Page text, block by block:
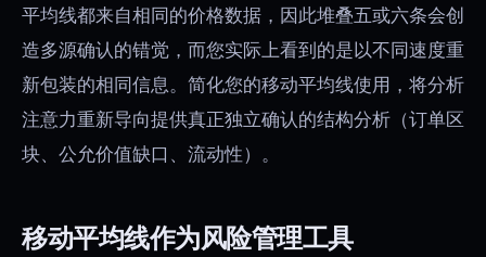
平均线都来自相同的价格数据，因此堆叠五或六条会创
造多源确认的错觉，而您实际上看到的是以不同速度重
新包装的相同信息。简化您的移动平均线使用，将分析
注意力重新导向提供真正独立确认的结构分析（订单区
块、公允价值缺口、流动性）。
移动平均线作为风险管理工具